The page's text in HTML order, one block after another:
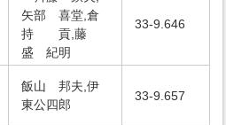
矢部 喜堂,倉
持 貢,藤
盛 紀明
33-9.646
飯山 邦夫,伊
東公四郎
33-9.657